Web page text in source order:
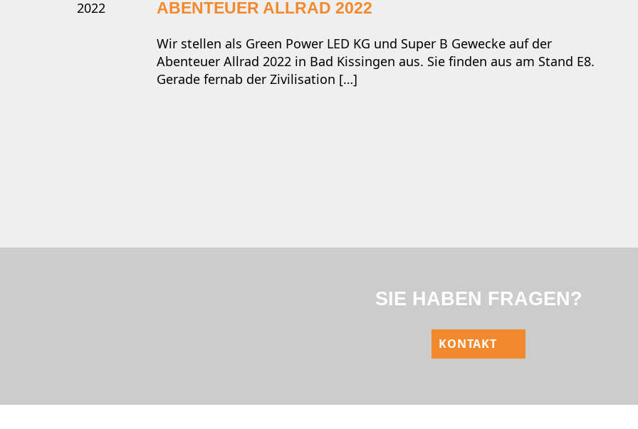
2022
ABENTEUER ALLRAD 2022
Wir stellen als Green Power LED KG und Super B Gewecke auf der
Abenteuer Allrad 2022 in Bad Kissingen aus. Sie finden aus am Stand E8.
Gerade fernab der Zivilisation […]
SIE HABEN FRAGEN?
KONTAKT